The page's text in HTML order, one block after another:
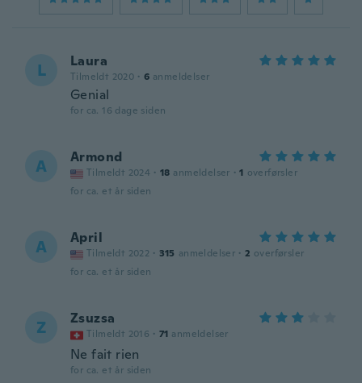
L Laura
Tilmeldt 2020 · 6 anmeldelser
Genial
for ca. 16 dage siden
A Armond
Tilmeldt 2024 · 18 anmeldelser · 1 overførsler
for ca. et år siden
A April
Tilmeldt 2022 · 315 anmeldelser · 2 overførsler
for ca. et år siden
Z Zsuzsa
Tilmeldt 2016 · 71 anmeldelser
Ne fait rien
for ca. et år siden